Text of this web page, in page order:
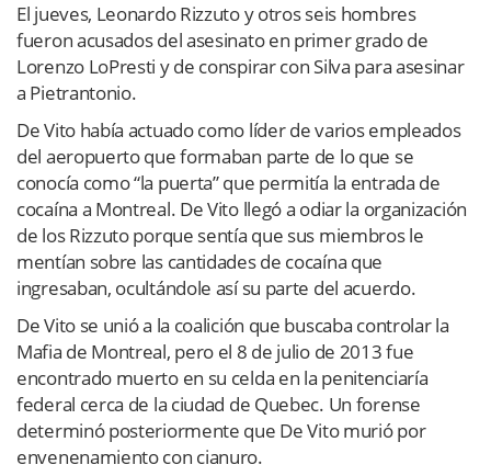
El jueves, Leonardo Rizzuto y otros seis hombres
fueron acusados ​​del asesinato en primer grado de
Lorenzo LoPresti y de conspirar con Silva para asesinar
a Pietrantonio.
De Vito había actuado como líder de varios empleados
del aeropuerto que formaban parte de lo que se
conocía como “la puerta” que permitía la entrada de
cocaína a Montreal. De Vito llegó a odiar la organización
de los Rizzuto porque sentía que sus miembros le
mentían sobre las cantidades de cocaína que
ingresaban, ocultándole así su parte del acuerdo.
De Vito se unió a la coalición que buscaba controlar la
Mafia de Montreal, pero el 8 de julio de 2013 fue
encontrado muerto en su celda en la penitenciaría
federal cerca de la ciudad de Quebec. Un forense
determinó posteriormente que De Vito murió por
envenenamiento con cianuro.